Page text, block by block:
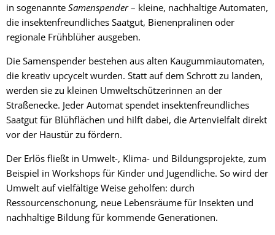
in sogenannte Samenspender– kleine, nachhaltige Automaten,
die insektenfreundliches Saatgut, Bienenpralinen oder
regionale Frühblüher ausgeben.
Die Samenspender bestehen aus alten Kaugummiautomaten,
die kreativ upcycelt wurden. Statt auf dem Schrott zu landen,
werden sie zu kleinen Umweltschützerinnen an der
Straßenecke. Jeder Automat spendet insektenfreundliches
Saatgut für Blühflächen und hilft dabei, die Artenvielfalt direkt
vor der Haustür zu fördern.
Der Erlös fließt in Umwelt-, Klima- und Bildungsprojekte, zum
Beispiel in Workshops für Kinder und Jugendliche. So wird der
Umwelt auf vielfältige Weise geholfen: durch
Ressourcenschonung, neue Lebensräume für Insekten und
nachhaltige Bildung für kommende Generationen.